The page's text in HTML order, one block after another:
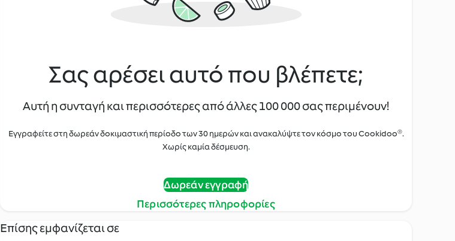
Σας αρέσει αυτό που βλέπετε;
Αυτή η συνταγή και περισσότερες από άλλες 100 000 σας περιμένουν!
Εγγραφείτε στη δωρεάν δοκιμαστική περίοδο των 30 ημερών και ανακαλύψτε τον κόσμο του Cookidoo®.
Χωρίς καμία δέσμευση.
Δωρεάν εγγραφή
Περισσότερες πληροφορίες
Επίσης εμφανίζεται σε